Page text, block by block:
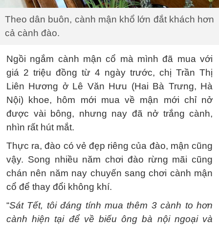
Theo dân buôn, cành mận khổ lớn đắt khách hơn
cả cành đào.
Ngồi ngắm cành mận cổ mà mình đã mua với
giá 2 triệu đồng từ 4 ngày trước, chị Trần Thị
Liên Hương ở Lê Văn Hưu (Hai Bà Trưng, Hà
Nội) khoe, hôm mới mua về mận mới chỉ nở
được vài bông, nhưng nay đã nở trắng cành,
nhìn rất hút mắt.
Thực ra, đào có vẻ đẹp riêng của đào, mận cũng
vậy. Song nhiều năm chơi đào rừng mãi cũng
chán nên năm nay chuyến sang chơi cành mận
cổ để thay đổi không khí.
“Sát Tết, tôi đáng tính mua thêm 3 cành to hơn
cành hiện tại để về biếu ông bà nội ngoại và